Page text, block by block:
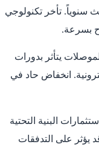
سنوياً. تأخر تكنولوجي
بسرعة.
يتأثر بدورات
انخفاض حاد في
البنية التحتية
يؤثر على التدفقات